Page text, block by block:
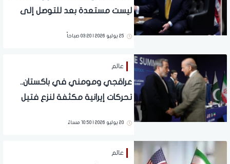
ليست مستعدة بعد للتوصل إلى
25 يوليو 2026 | 03:20 صباحاً
عالم
عراقجي ومومني في باكستان..
تحركات إيرانية مكثفة لنزع فتيل
20 يوليو 2026 | 10:50 مساءً
عالم